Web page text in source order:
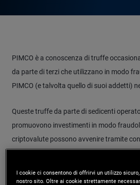
PIMCO è a conoscenza di truffe
da parte di terzi che utilizzano in modo
PIMCO (e talvolta quello di suoi addetti)
Queste truffe da parte di sedicenti
promuovono investimenti in modo
criptovalute possono avvenire tramite
cui PIMCO è del tutto estranea.
I cookie ci consentono di offrirvi un utilizzo
nostro sito. Oltre ai cookie strettamente